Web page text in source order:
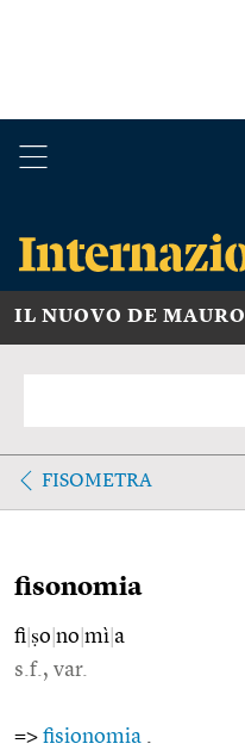
IL NUOVO DE MAURO
FISOMETRA
fisonomia
fi ṣo no mì a
s.f., var.
=> fisionomia